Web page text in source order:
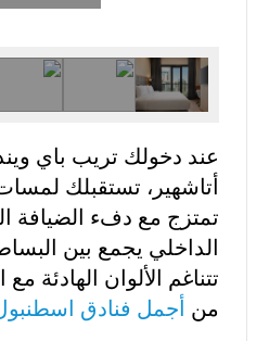
عند دخولك تريب باي
أتاشهير، تستقبلك
تمتزج مع دفء الضيافة
الداخلي يجمع بين
تتناغم الألوان الهادئة
من أجمل فنادق